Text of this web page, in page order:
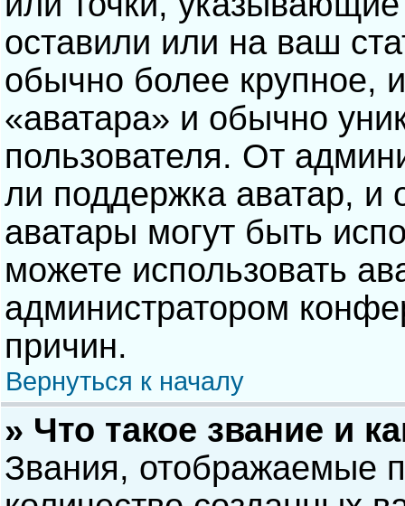
оставили или на ваш
обычно более крупное,
«аватара» и обычно
пользователя. От
ли поддержка аватар, и
аватары могут быть
можете использовать
администратором
причин.
Вернуться к началу
» Что такое звание и
Звания, отображаемые